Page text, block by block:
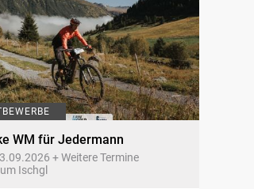
WM für Jedermann
+ Weitere Termine
Ischgl